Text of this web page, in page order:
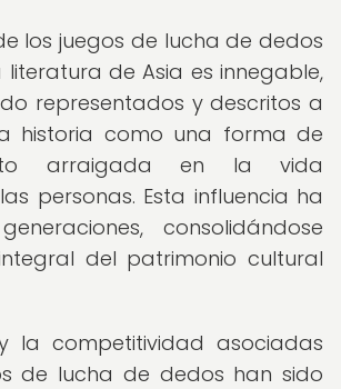
los juegos de lucha de dedos
de Asia es innegable,
representados y descritos a
historia como una forma de
arraigada en la vida
personas. Esta influencia ha
consolidándose
del patrimonio cultural
la competitividad asociadas
de lucha de dedos han sido